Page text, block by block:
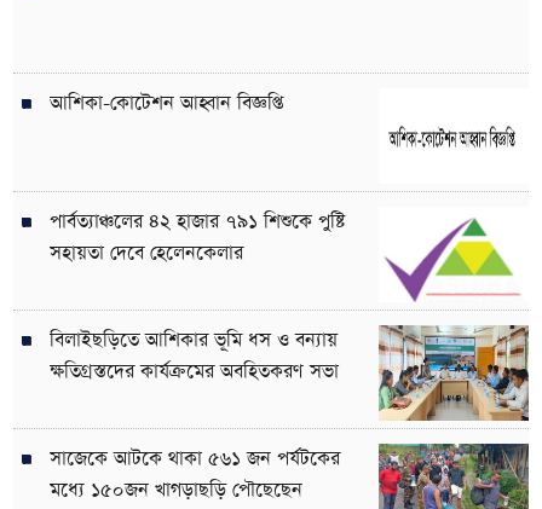
আশিকা-কোটেশন আহ্বান বিজ্ঞপ্তি
পার্বত্যাঞ্চলের ৪২ হাজার ৭৯১ শিশুকে পুষ্টি
সহায়তা দেবে হেলেনকেলার
বিলাইছড়িতে আশিকার ভূমি ধস ও বন্যায়
ক্ষতিগ্রস্তদের কার্যক্রমের অবহিতকরণ সভা
সাজেকে আটকে থাকা ৫৬১ জন পর্যটকের
মধ্যে ১৫০জন খাগড়াছড়ি পৌছেছেন